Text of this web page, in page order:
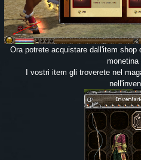
Ora potrete acquistare dall'item
monetina
I vostri item gli troverete nel